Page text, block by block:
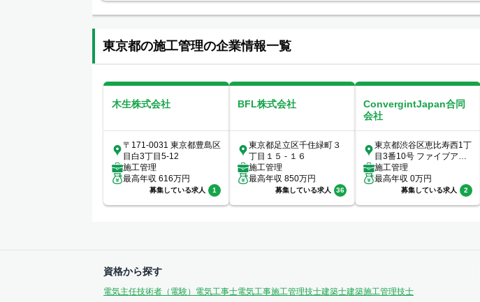
東京都の施工管理の企業情報一覧
木生株式会社
〒171-0031 東京都豊島区
目白3丁目5-12
施工管理
最高年収 616万円
募集している求人 1
BFL株式会社
東京都足立区千住緑町３
丁目１５ - １６
施工管理
最高年収 850万円
募集している求人 36
ConvergintJapan合同
会社
東京都渋谷区恵比寿西1丁
目3番10号 ファイブアネ
ックス7階
施工管理
最高年収 0万円
募集している求人 2
資格から探す
電気主任技術者（電験） 電気工事士電気工事施工管理技士建築士建築施工管理技士